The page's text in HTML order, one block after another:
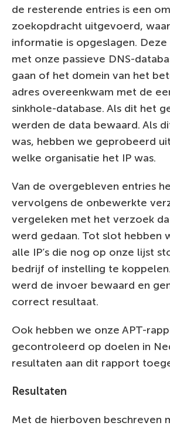
de resterende entries is een
zoekopdracht uitgevoerd,
informatie is opgeslagen.
met onze passieve DNS-
gaan of het domein van het
adres overeenkwam met de
sinkhole-database. Als dit het
werden de data bewaard. Als
was, hebben we geprobeerd
welke organisatie het IP was.
Van de overgebleven entries
vervolgens de onbewerkte
vergeleken met het verzoek
werd gedaan. Tot slot hebben
alle IP’s die nog op onze lijst
bedrijf of instelling te
werd de invoer bewaard en
correct resultaat.
Ook hebben we onze APT-
gecontroleerd op doelen in
resultaten aan dit rapport
Resultaten
Met de hierboven beschreven